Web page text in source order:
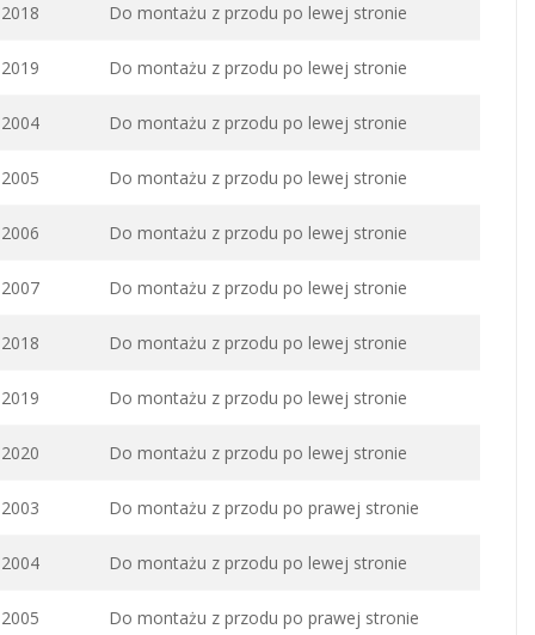
2018 Do montażu z przodu po lewej stronie
2019 Do montażu z przodu po lewej stronie
2004 Do montażu z przodu po lewej stronie
2005 Do montażu z przodu po lewej stronie
2006 Do montażu z przodu po lewej stronie
2007 Do montażu z przodu po lewej stronie
2018 Do montażu z przodu po lewej stronie
2019 Do montażu z przodu po lewej stronie
2020 Do montażu z przodu po lewej stronie
2003 Do montażu z przodu po prawej stronie
2004 Do montażu z przodu po lewej stronie
2005 Do montażu z przodu po prawej stronie